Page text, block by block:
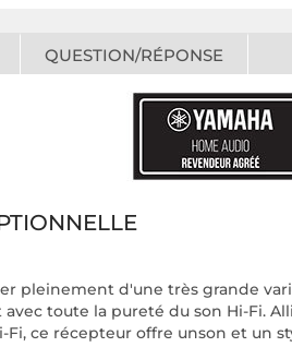
QUESTION/RÉPONSE
pleinement d'une très grande
toute la pureté du son Hi-Fi.
ce récepteur offre unson et un